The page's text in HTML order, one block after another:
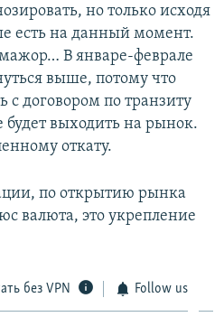
но только исходя
есть на данный момент.
В январе-феврале
выше, потому что
с договором по транзиту
выходить на рынок.
откату.
по открытию рынка
валюта, это укрепление
без VPN Follow us